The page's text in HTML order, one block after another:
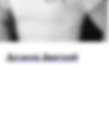
Дуганов Дмитрий